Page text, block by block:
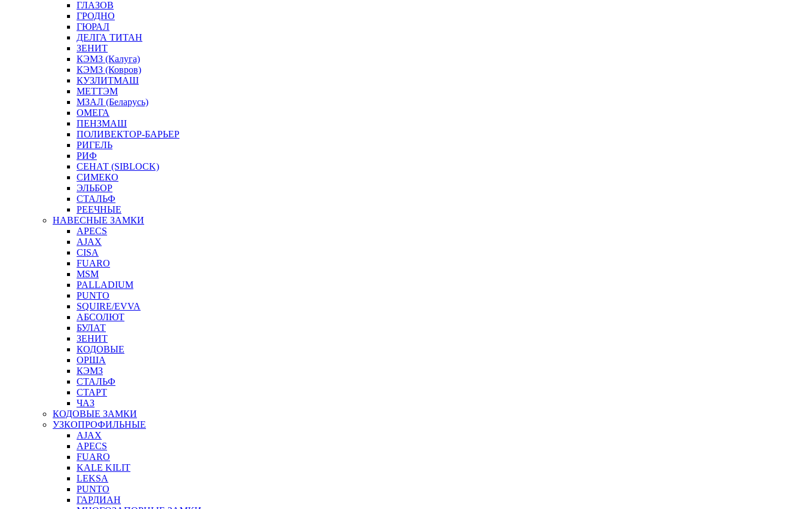
ГЛАЗОВ
ГРОДНО
ГЮРАЛ
ДЕЛГА ТИТАН
ЗЕНИТ
КЭМЗ (Калуга)
КЭМЗ (Ковров)
КУЗЛИТМАШ
МЕТТЭМ
МЗАЛ (Беларусь)
ОМЕГА
ПЕНЗМАШ
ПОЛИВЕКТОР-БАРЬЕР
РИГЕЛЬ
РИФ
СЕНАТ (SIBLOCK)
СИМЕКО
ЭЛЬБОР
СТАЛЬФ
РЕЕЧНЫЕ
НАВЕСНЫЕ ЗАМКИ
APECS
AJAX
CISA
FUARO
MSM
PALLADIUM
PUNTO
SQUIRE/EVVA
АБСОЛЮТ
БУЛАТ
ЗЕНИТ
КОДОВЫЕ
ОРША
КЭМЗ
СТАЛЬФ
СТАРТ
ЧАЗ
КОДОВЫЕ ЗАМКИ
УЗКОПРОФИЛЬНЫЕ
AJAX
APECS
FUARO
KALE KILIT
LEKSA
PUNTO
ГАРДИАН